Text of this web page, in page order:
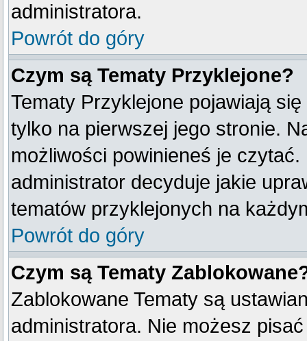
administratora.
Powrót do góry
Czym są Tematy Przyklejone?
Tematy Przyklejone pojawiają
tylko na pierwszej jego stronie.
możliwości powinieneś je czytać.
administrator decyduje jakie
tematów przyklejonych na
Powrót do góry
Czym są Tematy
Zablokowane Tematy są
administratora. Nie możesz